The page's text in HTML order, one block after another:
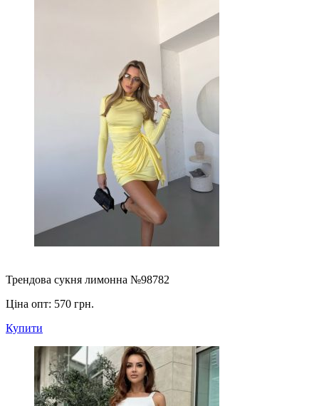
Трендова сукня лимонна №98782
Ціна опт: 570 грн.
Купити